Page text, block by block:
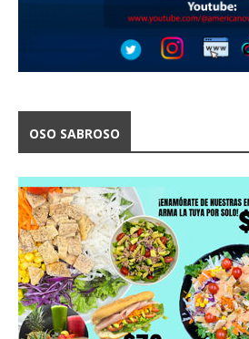
OSO SABROSO